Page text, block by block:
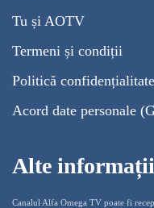
Tu și AOTV
Termeni și condiții
Politică confidențialitate
Acord date personale
Alte informații
Canalul Alfa Omega TV poate fi